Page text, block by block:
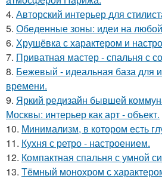
4. Авторский интерьер для
5. Обеденные зоны: идеи на
6. Хрущёвка с характером и
7. Приватная мастер - спальня с
8. Бежевый - идеальная база для
времени.
9. Яркий редизайн бывшей
Москвы: интерьер как арт - объект.
10. Минимализм, в котором есть
11. Кухня с ретро - настроением.
12. Компактная спальня с умной
13. Тёмный монохром с